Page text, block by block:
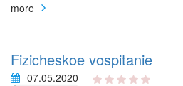
more
Fizicheskoe vospitanie
07.05.2020